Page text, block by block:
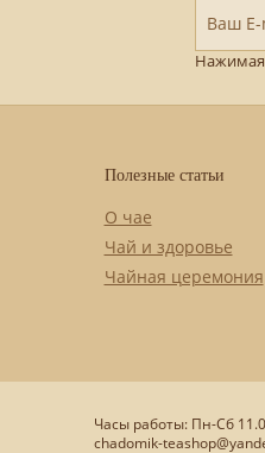
Ваш
Нажимая
Полезные статьи
О чае
Чай и здоровье
Чайная церемония
Часы работы: Пн-Сб
chadomik-